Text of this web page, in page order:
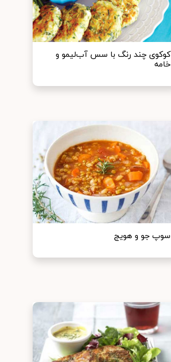
کوکوی چند رنگ با سس آب‌لیمو و
خامه
سوپ جو و هویج